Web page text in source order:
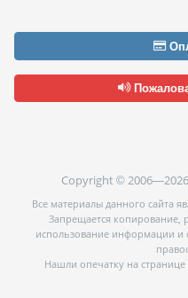
Copyright © 2006—2026
Все материалы данного сайта
Запрещается копирование,
использование информации и
Нашли опечатку на